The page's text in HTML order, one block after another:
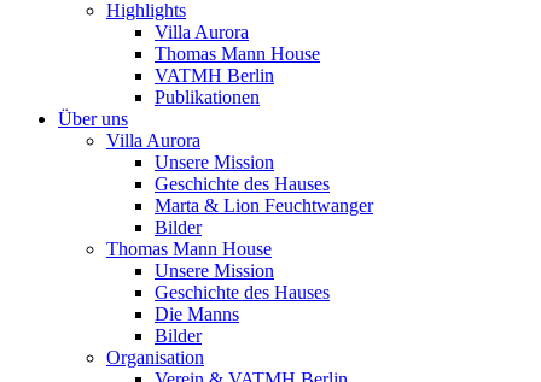
Highlights
Villa Aurora
Thomas Mann House
VATMH Berlin
Publikationen
Über uns
Villa Aurora
Unsere Mission
Geschichte des Hauses
Marta & Lion Feuchtwanger
Bilder
Thomas Mann House
Unsere Mission
Geschichte des Hauses
Die Manns
Bilder
Organisation